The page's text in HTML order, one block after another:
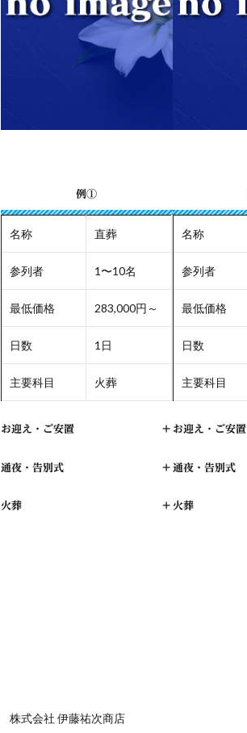
例①
名称 直葬
参列者 1〜10名
最低価格 283,000円～
日数 1日
主要科目 火葬
お迎え・ご安置 +
通夜・告別式 +
火葬 +
名称
参列者
最低価格
日数
主要科目
お迎え・ご安置
通夜・告別式
火葬
株式会社 伊藤祐次商店